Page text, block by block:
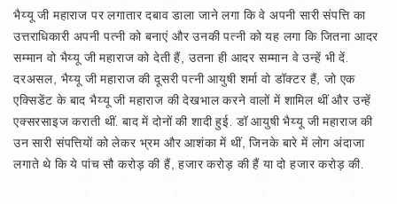
भैय्यू जी महाराज पर लगातार दबाव डाला जाने लगा कि वे अपनी सारी संपत्ति का
उत्तराधिकारी अपनी पत्नी को बनाएं और उनकी पत्नी को यह लगा कि जितना आदर
सम्मान वो भैय्यू जी महाराज को देती हैं, उतना ही आदर सम्मान वे उन्हें भी दें.
दरअसल, भैय्यू जी महाराज की दूसरी पत्नी आयुषी शर्मा वो डॉक्टर हैं, जो एक
एक्सिडेंट के बाद भैय्यू जी महाराज की देखभाल करने वालों में शामिल थीं और उन्हें
एक्सरसाइज कराती थीं. बाद में दोनों की शादी हुई. डॉ आयुषी भैय्यू जी महाराज की
उन सारी संपत्तियों को लेकर भ्रम और आशंका में थीं, जिनके बारे में लोग अंदाजा
लगाते थे कि ये पांच सौ करोड़ की हैं, हजार करोड़ की हैं या दो हजार करोड़ की.